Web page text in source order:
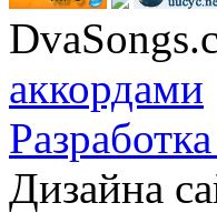
аккордами
Дизайна